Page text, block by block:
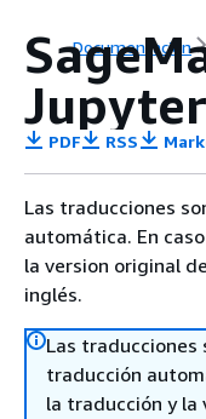
Documentación
PDF RSS
Las traducciones
automática. En
la version original
inglés.
Las traducciones
traducción
la traducción y la